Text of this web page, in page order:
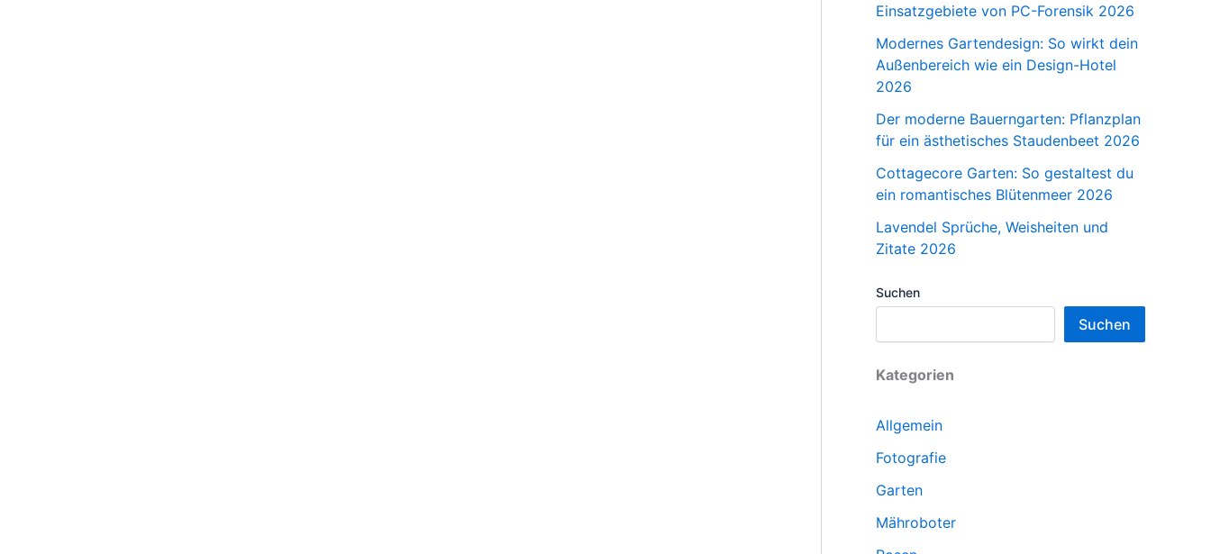
Einsatzgebiete von PC-Forensik 2026
Modernes Gartendesign: So wirkt dein
Außenbereich wie ein Design-Hotel
2026
Der moderne Bauerngarten: Pflanzplan
für ein ästhetisches Staudenbeet 2026
Cottagecore Garten: So gestaltest du
ein romantisches Blütenmeer 2026
Lavendel Sprüche, Weisheiten und
Zitate 2026
Suchen
Suchen
Kategorien
Allgemein
Fotografie
Garten
Mähroboter